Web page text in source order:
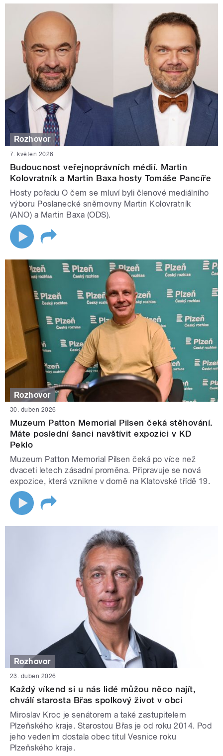
Rozhovor
7. květen 2026
Budoucnost veřejnoprávních médií. Martin
Kolovratník a Martin Baxa hosty Tomáše Pancíře
Hosty pořadu O čem se mluví byli členové mediálního
výboru Poslanecké sněmovny Martin Kolovratník
(ANO) a Martin Baxa (ODS).
Rozhovor
30. duben 2026
Muzeum Patton Memorial Pilsen čeká stěhování.
Máte poslední šanci navštívit expozici v KD
Peklo
Muzeum Patton Memorial Pilsen čeká po více než
dvaceti letech zásadní proměna. Připravuje se nová
expozice, která vznikne v domě na Klatovské třídě 19.
Rozhovor
23. duben 2026
Každý víkend si u nás lidé můžou něco najít,
chválí starosta Břas spolkový život v obci
Miroslav Kroc je senátorem a také zastupitelem
Plzeňského kraje. Starostou Břas je od roku 2014. Pod
jeho vedením dostala obec titul Vesnice roku
Plzeňského kraje.